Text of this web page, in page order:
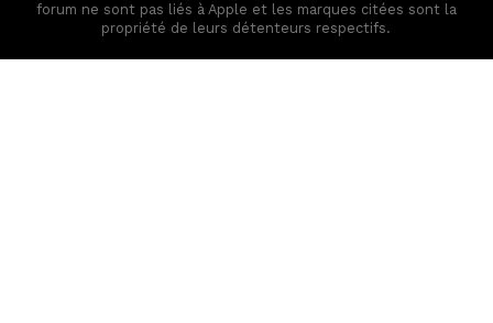
forum ne sont pas liés à Apple et les marques citées sont la
propriété de leurs détenteurs respectifs.